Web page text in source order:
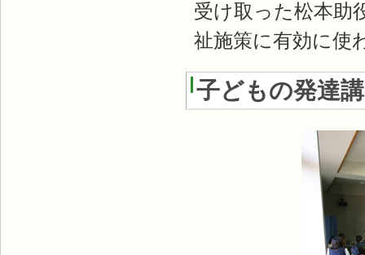
受け取った松本助
祉施策に有効に使
子どもの発達